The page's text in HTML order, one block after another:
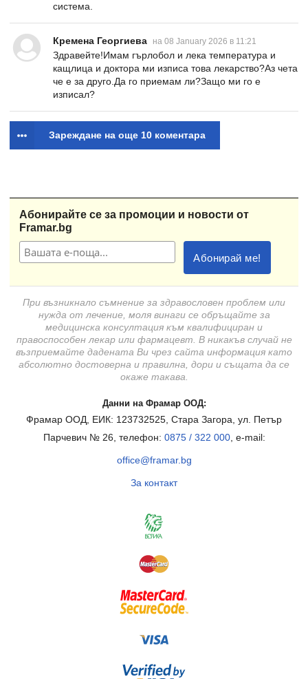
система.
Кремена Георгиева на 08 January 2026 в 11:21
Здравейте!Имам гърлобол и лека температура и
кащлица и доктора ми изписа това лекарство?Аз чета
че е за друго.Да го приемам ли?Защо ми го е
изписал?
Зареждане на още 10 коментара
Абонирайте се за промоции и новости от
Framar.bg
При възникнало съмнение за здравословен проблем или
нужда от лечение, моля винаги се обръщайте за
медицинска консултация към квалифициран и
правоспособен лекар или фармацевт. В никакъв случай не
възприемайте дадената Ви чрез сайта информация като
абсолютно достоверна и правилна, дори и същата да се
окаже такава.
Данни на Фрамар ООД:
Фрамар ООД, ЕИК: 123732525, Стара Загора, ул. Петър
Парчевич № 26, телефон: 0875 / 322 000, e-mail:
office@framar.bg
За контакт